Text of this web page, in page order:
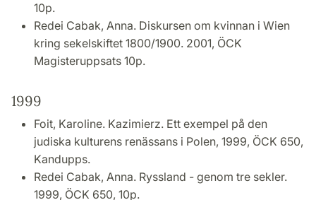
10p.
Redei Cabak, Anna. Diskursen om kvinnan i Wien
kring sekelskiftet 1800/1900. 2001, ÖCK
Magisteruppsats 10p.
1999
Foit, Karoline. Kazimierz. Ett exempel på den
judiska kulturens renässans i Polen, 1999, ÖCK 650,
Kandupps.
Redei Cabak, Anna. Ryssland - genom tre sekler.
1999, ÖCK 650, 10p.